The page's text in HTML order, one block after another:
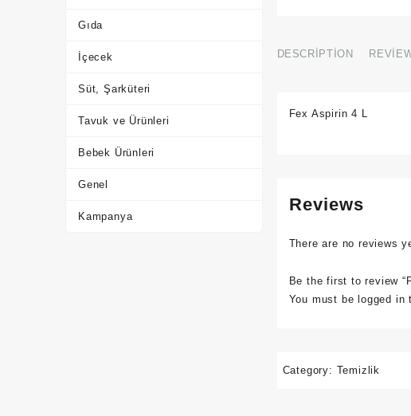
Gıda
İçecek
Süt, Şarküteri
Tavuk ve Ürünleri
Bebek Ürünleri
Genel
Kampanya
DESCRIPTION
Fex Aspirin 4 L
Reviews
There are no reviews
Be the first to review
You must be logged in
Category: Temizlik